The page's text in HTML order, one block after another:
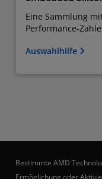
Eine Sammlung
Performance-
Auswahlhilfe
Bestimmte AMD